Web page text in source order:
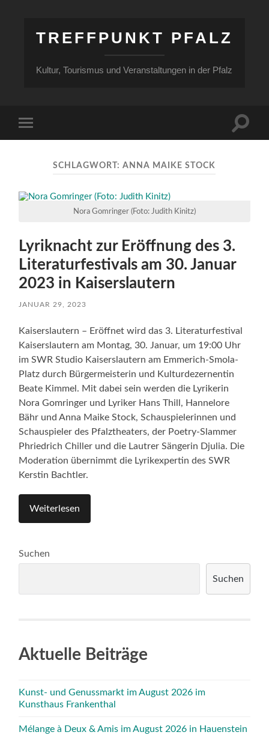
TREFFPUNKT PFALZ
Kultur, Tourismus und Veranstaltungen in der Pfalz
Menü
SCHLAGWORT:ANNA MAIKE STOCK
Nora Gomringer (Foto: Judith Kinitz)
Lyriknacht zur Eröffnung des 3.
Literaturfestivals am 30. Januar
2023 in Kaiserslautern
JANUAR 29, 2023
Kaiserslautern – Eröffnet wird das 3. Literaturfestival
Kaiserslautern am Montag, 30. Januar, um 19:00 Uhr
im SWR Studio Kaiserslautern am Emmerich-Smola-
Platz durch Bürgermeisterin und Kulturdezernentin
Beate Kimmel. Mit dabei sein werden die Lyrikerin
Nora Gomringer und Lyriker Hans Thill, Hannelore
Bähr und Anna Maike Stock, Schauspielerinnen und
Schauspieler des Pfalztheaters, der Poetry-Slammer
Phriedrich Chiller und die Lautrer Sängerin Djulia. Die
Moderation übernimmt die Lyrikexpertin des SWR
Kerstin Bachtler.
Weiterlesen
Suchen
Suchen
Aktuelle Beiträge
Kunst- und Genussmarkt im August 2026 im
Kunsthaus Frankenthal
Mélange à Deux & Amis im August 2026 in Hauenstein